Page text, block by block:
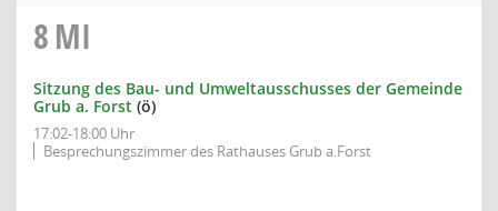
8MI
Sitzung des Bau- und Umweltausschusses der Gemeinde
Grub a. Forst (ö)
17:02-18:00 Uhr
Besprechungszimmer des Rathauses Grub a.Forst